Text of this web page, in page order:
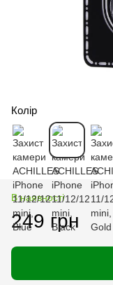
Колір
В наявності
249 грн